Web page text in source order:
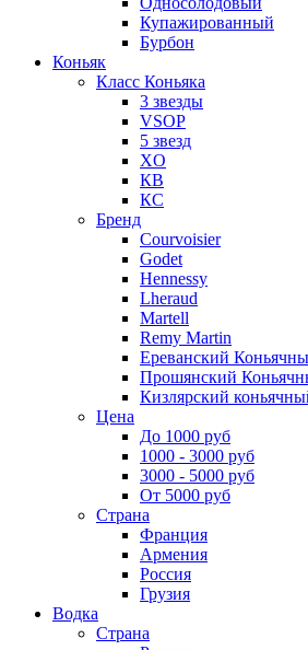
Купажированный
Бурбон
Коньяк
Класс Коньяка
3 звезды
VSOP
5 звезд
XO
КВ
КС
Бренд
Courvoisier
Godet
Hennessy
Lheraud
Martell
Remy Martin
Ереванский
Прошянский
Кизлярский
Цена
До 1000 руб
1000 - 3000 руб
3000 - 5000 руб
От 5000 руб
Страна
Франция
Армения
Россия
Грузия
Водка
Страна